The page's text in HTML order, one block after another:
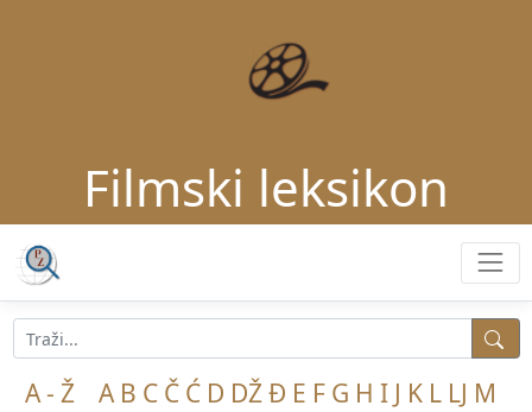
Filmski leksikon
A - Ž A B C Č Ć D DŽĐ E F G H I J K L LJ M